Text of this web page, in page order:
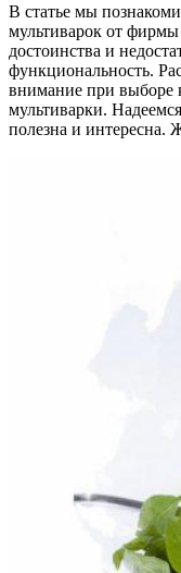
В статье мы
мультиварок от
достоинства и
функциональность.
внимание при выборе
мультиварки.
полезна и интересна.